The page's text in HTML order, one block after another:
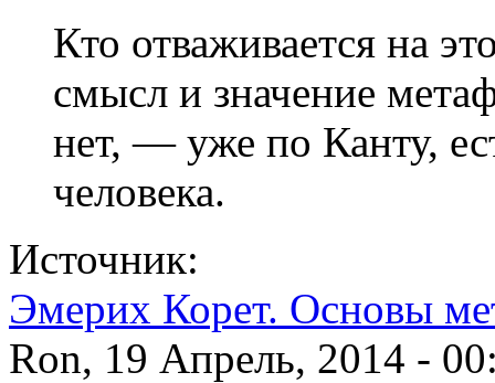
Кто отваживается на
смысл и значение
нет, — уже по Канту,
человека.
Источник:
Эмерих Корет. Основы
Ron, 19 Апрель, 2014 -